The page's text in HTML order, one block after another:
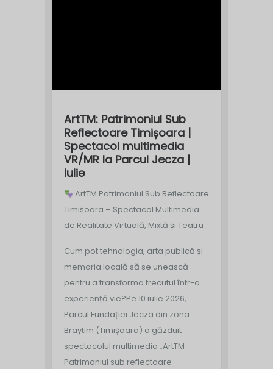
ArtTM: Patrimoniul Sub
Reflectoare Timișoara |
Spectacol multimedia
VR/MR la Parcul Jecza |
Iulie
ArtTM Patrimoniul Sub Reflectoare
Timișoara – Spectacol Multimedia
de Realitate Virtuală, Mixtă și Teatru
Cum pot tehnologia, arta publică și
memoria locală să se unească
pentru a transforma trecutul într-o
experiență vie?Pe 10 iulie 2026,
Parcul Fundației Jecza din zona
Braytim (Timișoara) a găzduit
spectacolul multimedia „ArtTM -
Patrimoniul sub reflectoare